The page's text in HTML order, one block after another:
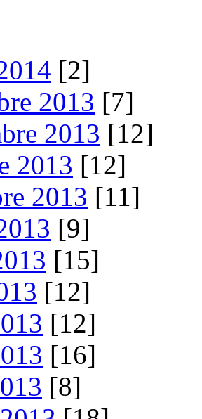
[2]
2013 [7]
2013 [12]
2013 [12]
2013 [11]
[9]
[15]
[12]
[12]
[16]
[8]